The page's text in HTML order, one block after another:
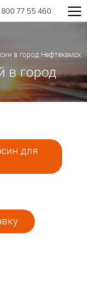
800 77 55 460
в город Нефтекамск
в город
для